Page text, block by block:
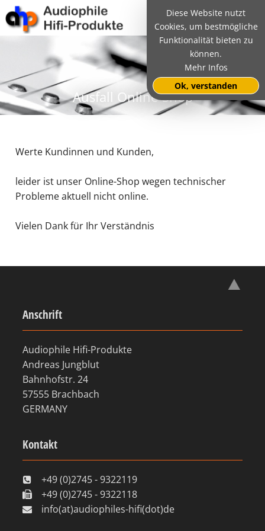
Ausfall Online-Shop
Werte Kundinnen und Kunden,
leider ist unser Online-Shop wegen technischer
Probleme aktuell nicht online.
Vielen Dank für Ihr Verständnis
Anschrift
Audiophile Hifi-Produkte
Andreas Jungblut
Bahnhofstr. 24
57555 Brachbach
GERMANY
Kontakt
+49 (0)2745 - 9322119
+49 (0)2745 - 9322118
info(at)audiophiles-hifi(dot)de
Diese Website nutzt
Cookies, um bestmögliche
Funktionalität bieten zu
können.
Mehr Infos
Ok, verstanden